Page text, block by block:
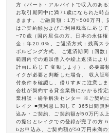
方（パート・アルバイトで収入のあ
お取引期間中に満71歳になられた時
きます。 ご融資額：1万~500万円
はご契約額およびご利用残高に応じ
~70歳（国内居住の方、日本の永住
金：年20.0%、ご返済方式：残高ス
ボルビング方式、 ご返済期間（回数
範囲内での追加借入や繰上返済によ
計画に応じて 変動します）、必要書
イクが必要と判断した場合、 収入
付条件を確認し、借りすぎに注意し
会社が契約する貸金業務にかかる指
業相談・紛争解決センター ※ご契約
レイク ■無利息に関して 365日間
込み・ご契約、ご契約額が50万円以
の提出とレイクでの登録が完了の
bお申込み、ご契約額が50万円未満